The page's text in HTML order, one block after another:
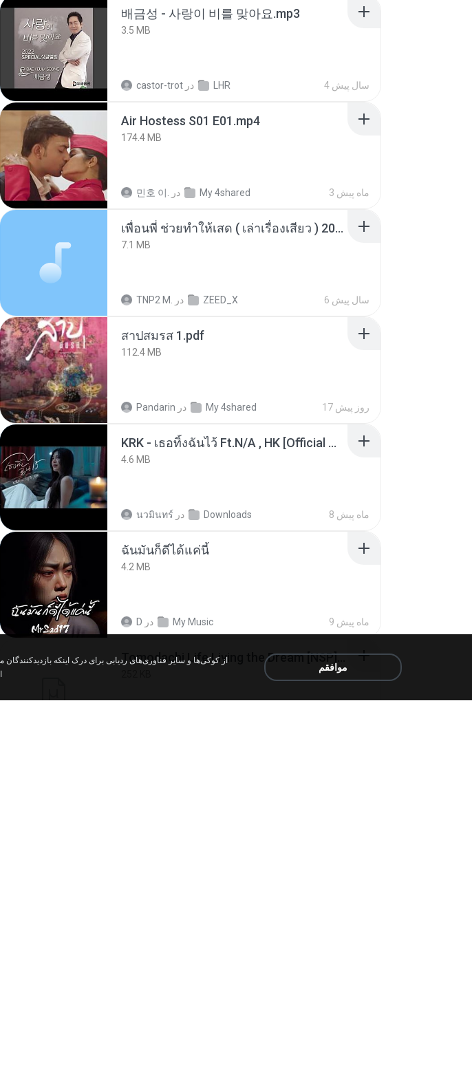
배금성 - 사랑이 비를 맞아요.mp3
3.5 MB
castor-trot در LHR 4 سال پیش
Air Hostess S01 E01.mp4
174.4 MB
민호 이. در My 4shared 3 ماه پیش
เพื่อนพี่ ช่วยทำให้เสด ( เล่าเรื่องเสียว ) 201.mp3
7.1 MB
TNP2 M. در ZEED_X 6 سال پیش
สาปสมรส 1.pdf
112.4 MB
Pandarin در My 4shared 17 روز پیش
KRK - เธอทิ้งฉันไว้ Ft.N/A , HK [Official MV]
4.6 MB
นวมินทร์ در Downloads 8 ماه پیش
ฉันมันก็ดีได้แค่นี้
4.2 MB
D در My Music 9 ماه پیش
Tomodachi Life Living the Dream [NSP].torrent
موافقم